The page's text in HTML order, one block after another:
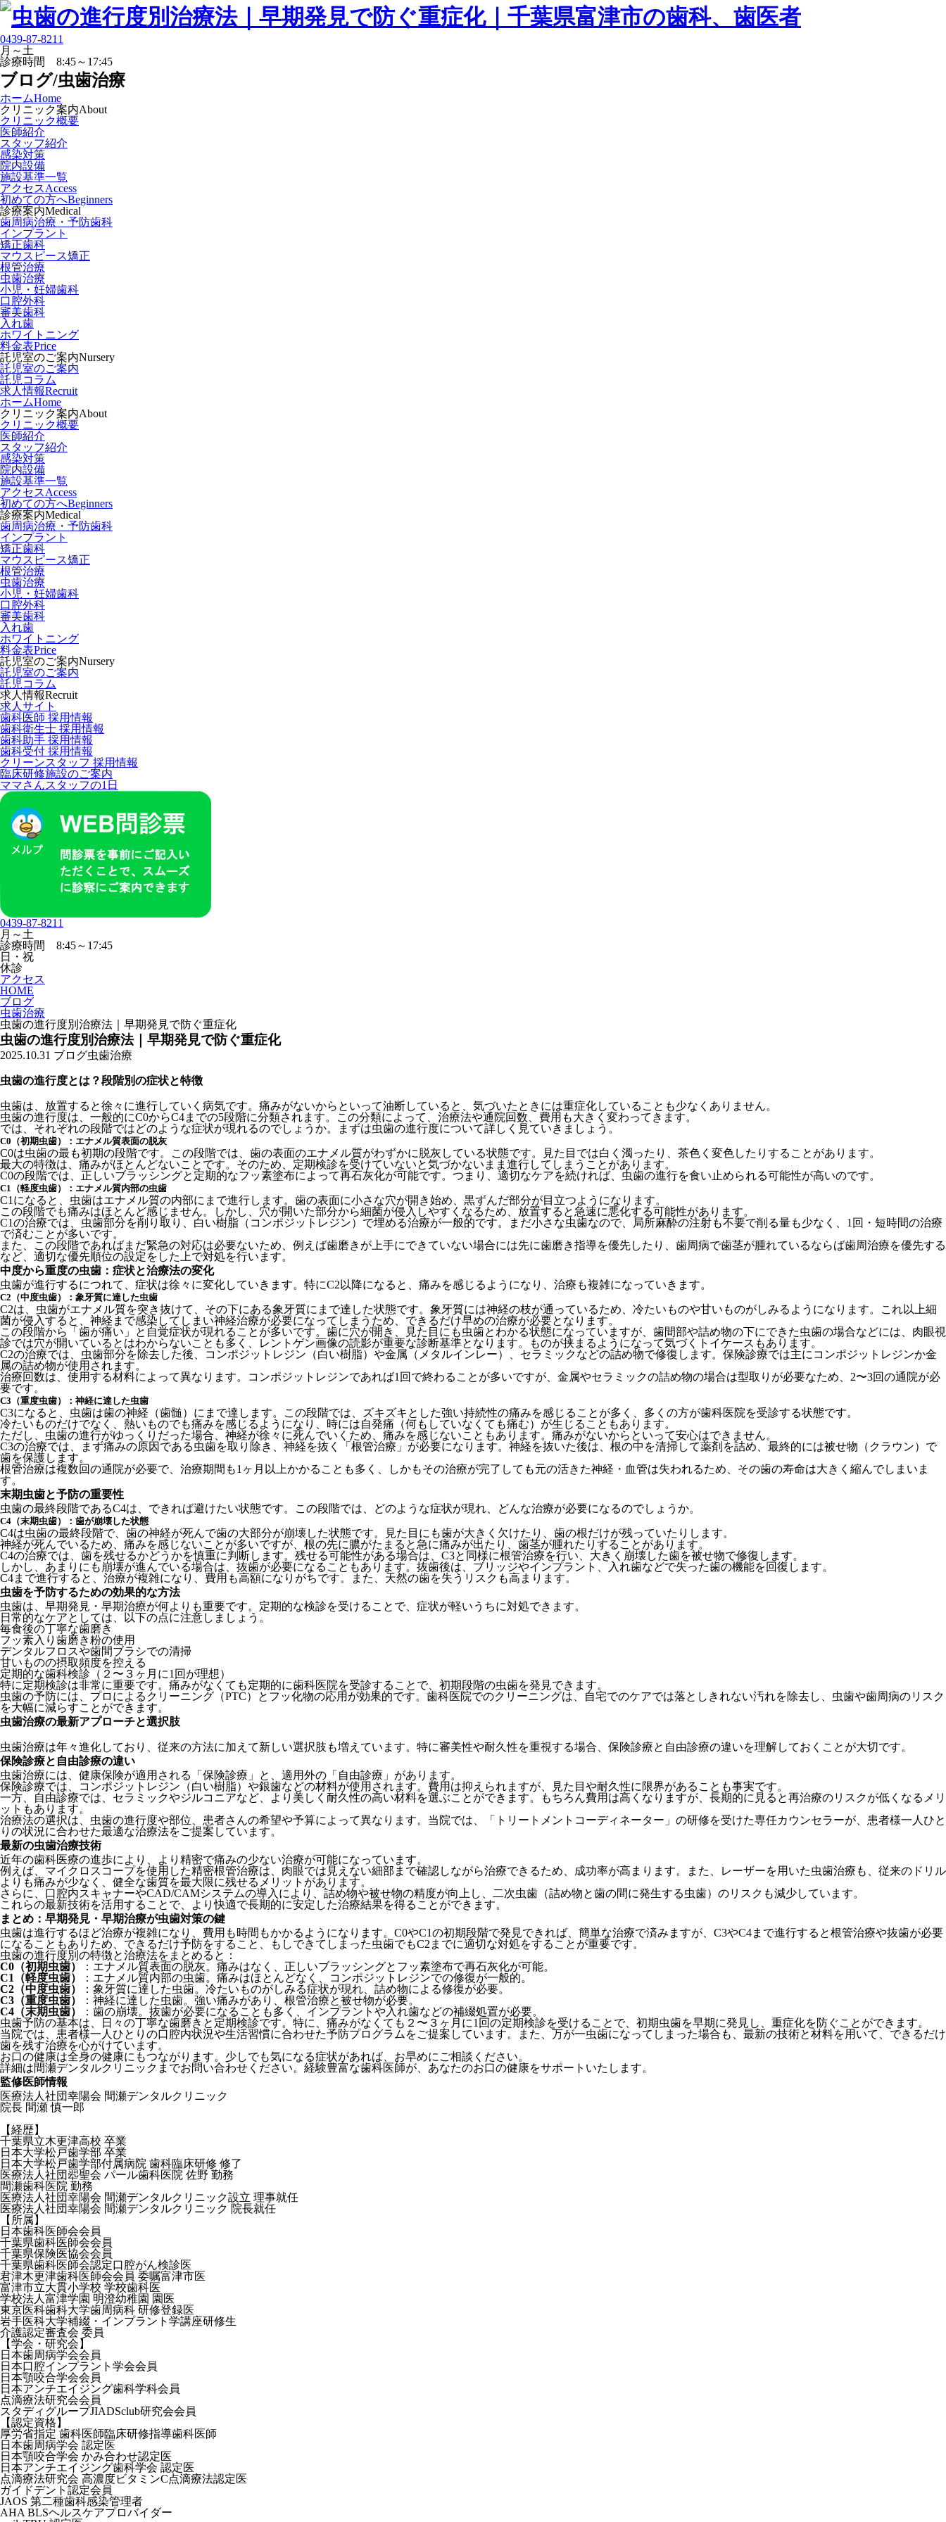
0439-87-8211
月～土
診療時間 8:45～17:45
ブログ/虫歯治療
ホームHome
クリニック案内About
クリニック概要
医師紹介
スタッフ紹介
感染対策
院内設備
施設基準一覧
アクセスAccess
初めての方へBeginners
診療案内Medical
歯周病治療・予防歯科
インプラント
矯正歯科
マウスピース矯正
根管治療
虫歯治療
小児・妊婦歯科
口腔外科
審美歯科
入れ歯
ホワイトニング
料金表Price
託児室のご案内Nursery
託児室のご案内
託児コラム
求人情報Recruit
ホームHome
クリニック案内About
クリニック概要
医師紹介
スタッフ紹介
感染対策
院内設備
施設基準一覧
アクセスAccess
初めての方へBeginners
診療案内Medical
歯周病治療・予防歯科
インプラント
矯正歯科
マウスピース矯正
根管治療
虫歯治療
小児・妊婦歯科
口腔外科
審美歯科
入れ歯
ホワイトニング
料金表Price
託児室のご案内Nursery
託児室のご案内
託児コラム
求人情報Recruit
求人サイト
歯科医師 採用情報
歯科衛生士 採用情報
歯科助手 採用情報
歯科受付 採用情報
クリーンスタッフ 採用情報
臨床研修施設のご案内
ママさんスタッフの1日
0439-87-8211
月～土
診療時間 8:45～17:45
日・祝
休診
アクセス
HOME
ブログ
虫歯治療
虫歯の進行度別治療法｜早期発見で防ぐ重症化
虫歯の進行度別治療法｜早期発見で防ぐ重症化
2025.10.31 ブログ虫歯治療
虫歯の進行度とは？段階別の症状と特徴
虫歯は、放置すると徐々に進行していく病気です。痛みがないからといって油断していると、気づいたときには重症化していることも少なくありません。
虫歯の進行度は、一般的にC0からC4までの5段階に分類されます。この分類によって、治療法や通院回数、費用も大きく変わってきます。
では、それぞれの段階ではどのような症状が現れるのでしょうか。まずは虫歯の進行度について詳しく見ていきましょう。
C0（初期虫歯）：エナメル質表面の脱灰
C0は虫歯の最も初期の段階です。この段階では、歯の表面のエナメル質がわずかに脱灰している状態です。見た目では白く濁ったり、茶色く変色したりすることがあります。
最大の特徴は、痛みがほとんどないことです。そのため、定期検診を受けていないと気づかないまま進行してしまうことがあります。
C0の段階では、正しいブラッシングと定期的なフッ素塗布によって再石灰化が可能です。つまり、適切なケアを続ければ、虫歯の進行を食い止められる可能性が高いのです。
C1（軽度虫歯）：エナメル質内部の虫歯
C1になると、虫歯はエナメル質の内部にまで進行します。歯の表面に小さな穴が開き始め、黒ずんだ部分が目立つようになります。
この段階でも痛みはほとんど感じません。しかし、穴が開いた部分から細菌が侵入しやすくなるため、放置すると急速に悪化する可能性があります。
C1の治療では、虫歯部分を削り取り、白い樹脂（コンポジットレジン）で埋める治療が一般的です。まだ小さな虫歯なので、局所麻酔の注射も不要で削る量も少なく、1回・短時間の治療
で済むことが多いです。
また、この段階であればまだ緊急の対応は必要ないため、例えば歯磨きが上手にできていない場合には先に歯磨き指導を優先したり、歯周病で歯茎が腫れているならば歯周治療を優先する
など、適切な優先順位の設定をした上で対処を行います。
中度から重度の虫歯：症状と治療法の変化
虫歯が進行するにつれて、症状は徐々に変化していきます。特にC2以降になると、痛みを感じるようになり、治療も複雑になっていきます。
C2（中度虫歯）：象牙質に達した虫歯
C2は、虫歯がエナメル質を突き抜けて、その下にある象牙質にまで達した状態です。象牙質には神経の枝が通っているため、冷たいものや甘いものがしみるようになります。これ以上細
菌が侵入すると、神経まで感染してしまい神経治療が必要になってしまうため、できるだけ早めの治療が必要となります。
この段階から「歯が痛い」と自覚症状が現れることが多いです。歯に穴が開き、見た目にも虫歯とわかる状態になっていますが、歯間部や詰め物の下にできた虫歯の場合などには、肉眼視
診では穴が開いているとはわからないことも多く、レントゲン画像の読影が重要な診断基準となります。ものが挟まるようになって気づくトイケースもあります。
C2の治療では、虫歯部分を除去した後、コンポジットレジン（白い樹脂）や金属（メタルインレー）、セラミックなどの詰め物で修復します。保険診療では主にコンポジットレジンか金
属の詰め物が使用されます。
治療回数は、使用する材料によって異なります。コンポジットレジンであれば1回で終わることが多いですが、金属やセラミックの詰め物の場合は型取りが必要なため、2〜3回の通院が必
要です。
C3（重度虫歯）：神経に達した虫歯
C3になると、虫歯は歯の神経（歯髄）にまで達します。この段階では、ズキズキとした強い持続性の痛みを感じることが多く、多くの方が歯科医院を受診する状態です。
冷たいものだけでなく、熱いものでも痛みを感じるようになり、時には自発痛（何もしていなくても痛む）が生じることもあります。
ただし、虫歯の進行がゆっくりだった場合、神経が徐々に死んでいくため、痛みを感じないこともあります。痛みがないからといって安心はできません。
C3の治療では、まず痛みの原因である虫歯を取り除き、神経を抜く「根管治療」が必要になります。神経を抜いた後は、根の中を清掃して薬剤を詰め、最終的には被せ物（クラウン）で
歯を保護します。
根管治療は複数回の通院が必要で、治療期間も1ヶ月以上かかることも多く、しかもその治療が完了しても元の活きた神経・血管は失われるため、その歯の寿命は大きく縮んでしまいま
す。
末期虫歯と予防の重要性
虫歯の最終段階であるC4は、できれば避けたい状態です。この段階では、どのような症状が現れ、どんな治療が必要になるのでしょうか。
C4（末期虫歯）：歯が崩壊した状態
C4は虫歯の最終段階で、歯の神経が死んで歯の大部分が崩壊した状態です。見た目にも歯が大きく欠けたり、歯の根だけが残っていたりします。
神経が死んでいるため、痛みを感じないことが多いですが、根の先に膿がたまると急に痛みが出たり、歯茎が腫れたりすることがあります。
C4の治療では、歯を残せるかどうかを慎重に判断します。残せる可能性がある場合は、C3と同様に根管治療を行い、大きく崩壊した歯を被せ物で修復します。
しかし、あまりにも崩壊が進んでいる場合は、抜歯が必要になることもあります。抜歯後は、ブリッジやインプラント、入れ歯などで失った歯の機能を回復します。
C4まで進行すると、治療が複雑になり、費用も高額になりがちです。また、天然の歯を失うリスクも高まります。
虫歯を予防するための効果的な方法
虫歯は、早期発見・早期治療が何よりも重要です。定期的な検診を受けることで、症状が軽いうちに対処できます。
日常的なケアとしては、以下の点に注意しましょう。
毎食後の丁寧な歯磨き
フッ素入り歯磨き粉の使用
デンタルフロスや歯間ブラシでの清掃
甘いものの摂取頻度を控える
定期的な歯科検診（２〜３ヶ月に1回が理想）
特に定期検診は非常に重要です。痛みがなくても定期的に歯科医院を受診することで、初期段階の虫歯を発見できます。
虫歯の予防には、 プロによるクリーニング（PTC）とフッ化物の応用が効果的です。 歯科医院でのクリーニングは、自宅でのケアでは落としきれない汚れを除去し、虫歯や歯周病のリスク
を大幅に減らすことができます。
虫歯治療の最新アプローチと選択肢
虫歯治療は年々進化しており、従来の方法に加えて新しい選択肢も増えています。特に審美性や耐久性を重視する場合、保険診療と自由診療の違いを理解しておくことが大切です。
保険診療と自由診療の違い
虫歯治療には、健康保険が適用される「保険診療」と、適用外の「自由診療」があります。
保険診療では、コンポジットレジン（白い樹脂）や銀歯などの材料が使用されます。費用は抑えられますが、見た目や耐久性に限界があることも事実です。
一方、自由診療では、セラミックやジルコニアなど、より美しく耐久性の高い材料を選ぶことができます。もちろん費用は高くなりますが、長期的に見ると再治療のリスクが低くなるメリ
ットもあります。
治療法の選択は、虫歯の進行度や部位、患者さんの希望や予算によって異なります。当院では、「トリートメントコーディネーター」の研修を受けた専任カウンセラーが、患者様一人ひと
りの状況に合わせた最適な治療法をご提案しています。
最新の虫歯治療技術
近年の歯科医療の進歩により、より精密で痛みの少ない治療が可能になっています。
例えば、マイクロスコープを使用した精密根管治療は、肉眼では見えない細部まで確認しながら治療できるため、成功率が高まります。また、レーザーを用いた虫歯治療も、従来のドリル
よりも痛みが少なく、健全な歯質を最大限に残せるメリットがあります。
さらに、口腔内スキャナーやCAD/CAMシステムの導入により、詰め物や被せ物の精度が向上し、二次虫歯（詰め物と歯の間に発生する虫歯）のリスクも減少しています。
これらの最新技術を活用することで、より快適で長期的に安定した治療結果を得ることができます。
まとめ：早期発見・早期治療が虫歯対策の鍵
虫歯は進行するほど治療が複雑になり、費用も時間もかかるようになります。C0やC1の初期段階で発見できれば、簡単な治療で済みますが、C3やC4まで進行すると根管治療や抜歯が必要
になることもありため、できるだけ予防をすること、もしできてしまった虫歯でもC2までに適切な対処をすることが重要です。
虫歯の進行度別の特徴と治療法をまとめると：
C0（初期虫歯）
：エナメル質表面の脱灰。痛みはなく、正しいブラッシングとフッ素塗布で再石灰化が可能。
C1（軽度虫歯）
：エナメル質内部の虫歯。痛みはほとんどなく、コンポジットレジンでの修復が一般的。
C2（中度虫歯）
：象牙質に達した虫歯。冷たいものがしみる症状が現れ、詰め物による修復が必要。
C3（重度虫歯）
：神経に達した虫歯。強い痛みがあり、根管治療と被せ物が必要。
C4（末期虫歯）
：歯の崩壊。抜歯が必要になることも多く、インプラントや入れ歯などの補綴処置が必要。
虫歯予防の基本は、日々の丁寧な歯磨きと定期検診です。特に、痛みがなくても２〜３ヶ月に1回の定期検診を受けることで、初期虫歯を早期に発見し、重症化を防ぐことができます。
当院では、患者様一人ひとりの口腔内状況や生活習慣に合わせた予防プログラムをご提案しています。また、万が一虫歯になってしまった場合も、最新の技術と材料を用いて、できるだけ
歯を残す治療を心がけています。
お口の健康は全身の健康にもつながります。少しでも気になる症状があれば、お早めにご相談ください。
詳細は間瀬デンタルクリニックまでお問い合わせください。経験豊富な歯科医師が、あなたのお口の健康をサポートいたします。
監修医師情報
医療法人社団幸陽会 間瀬デンタルクリニック
院長 間瀬 慎一郎
【経歴】
千葉県立木更津高校 卒業
日本大学松戸歯学部 卒業
日本大学松戸歯学部付属病院 歯科臨床研修 修了
医療法人社団翆聖会 パール歯科医院 佐野 勤務
間瀬歯科医院 勤務
医療法人社団幸陽会 間瀬デンタルクリニック設立 理事就任
医療法人社団幸陽会 間瀬デンタルクリニック 院長就任
【所属】
日本歯科医師会会員
千葉県歯科医師会会員
千葉県保険医協会会員
千葉県歯科医師会認定口腔がん検診医
君津木更津歯科医師会会員 委嘱富津市医
富津市立大貫小学校 学校歯科医
学校法人富津学園 明澄幼稚園 園医
東京医科歯科大学歯周病科 研修登録医
岩手医科大学補綴・インプラント学講座研修生
介護認定審査会 委員
【学会・研究会】
日本歯周病学会会員
日本口腔インプラント学会会員
日本顎咬合学会会員
日本アンチエイジング歯科学科会員
点滴療法研究会会員
スタディグループJIADSclub研究会会員
【認定資格】
厚労省指定 歯科医師臨床研修指導歯科医師
日本歯周病学会 認定医
日本顎咬合学会 かみ合わせ認定医
日本アンチエイジング歯科学会 認定医
点滴療法研究会 高濃度ビタミンC点滴療法認定医
ガイドデント認定会員
JAOS 第二種歯科感染管理者
AHA BLSヘルスケアプロバイダー